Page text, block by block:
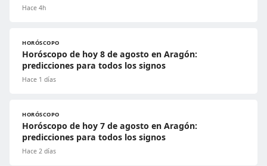
Hace 4h
HORÓSCOPO
Horóscopo de hoy 8 de agosto en Aragón:
predicciones para todos los signos
Hace 1 días
HORÓSCOPO
Horóscopo de hoy 7 de agosto en Aragón:
predicciones para todos los signos
Hace 2 días